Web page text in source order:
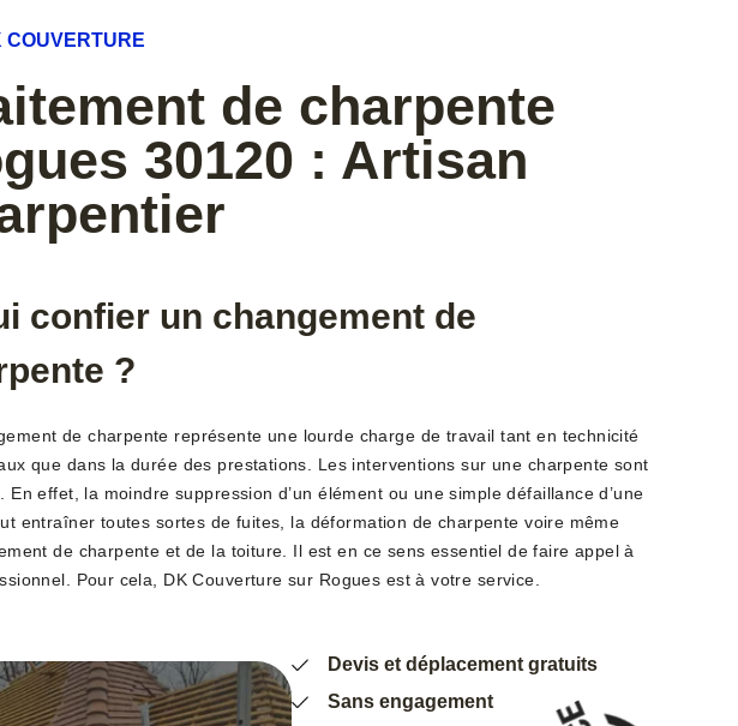
COUVERTURE
de charpente
30120 : Artisan
confier un changement de
?
de charpente représente une lourde charge de travail tant en technicité
que dans la durée des prestations. Les interventions sur une charpente sont
En effet, la moindre suppression d’un élément ou une simple défaillance d’une
entraîner toutes sortes de fuites, la déformation de charpente voire même
de charpente et de la toiture. Il est en ce sens essentiel de faire appel à
Pour cela, DK Couverture sur Rogues est à votre service.
Devis et déplacement gratuits
Sans engagement